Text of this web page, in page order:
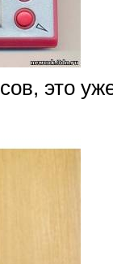
это